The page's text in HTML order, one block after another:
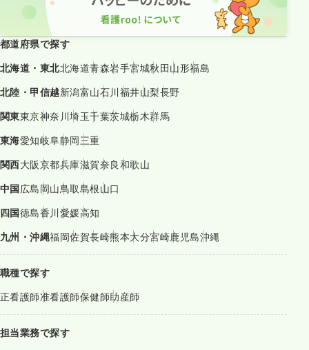
都道府県で探す
北海道・東北北海道青森岩手宮城秋田山形福島
北陸・甲信越新潟富山石川福井山梨長野
関東東京神奈川埼玉千葉茨城栃木群馬
東海愛知岐阜静岡三重
関西大阪京都兵庫滋賀奈良和歌山
中国広島岡山鳥取島根山口
四国徳島香川愛媛高知
九州・沖縄福岡佐賀長崎熊本大分宮崎鹿児島沖縄
職種で探す
正看護師准看護師保健師助産師
担当業務で探す